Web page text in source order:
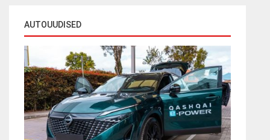
AUTOUUDISED